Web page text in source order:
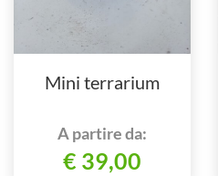
Mini terrarium
A partire da:
€ 39,00